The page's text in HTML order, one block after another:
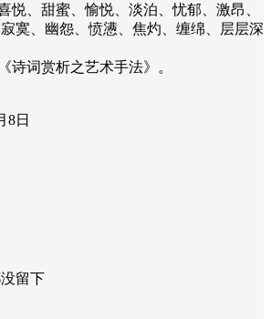
悦、甜蜜、愉悦、淡泊、忧郁、激昂、
寞、幽怨、愤懑、焦灼、缠绵、层层深
诗词赏析之艺术手法》。
8日
留下